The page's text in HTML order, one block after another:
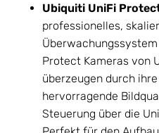
Ubiquiti UniFi
professionelles,
Protect Kameras von
überzeugen durch
hervorragende
Steuerung über die